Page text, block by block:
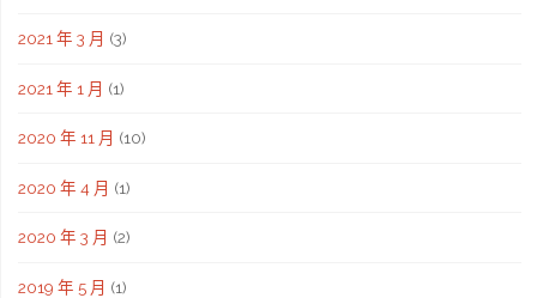
2021 年 3 月 (3)
2021 年 1 月 (1)
2020 年 11 月 (10)
2020 年 4 月 (1)
2020 年 3 月 (2)
2019 年 5 月 (1)